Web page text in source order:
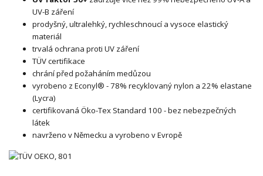
UV-B záření
prodyšný, ultralehký, rychleschnoucí a vysoce elastický
materiál
trvalá ochrana proti UV záření
TÜV certifikace
chrání před požaháním medůzou
vyrobeno z Econyl® - 78% recyklovaný nylon a 22% elastane
(Lycra)
certifikovaná Öko-Tex Standard 100 - bez nebezpečných
látek
navrženo v Německu a vyrobeno v Evropě